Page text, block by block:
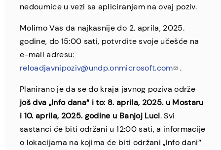
nedoumice u vezi sa apliciranjem na ovaj poziv.
Molimo Vas da najkasnije do 2. aprila, 2025.
godine, do 15:00 sati, potvrdite svoje učešće na
e-mail adresu:
reloadjavnipoziv@undp.onmicrosoft.com
.
Planirano je da se do kraja javnog poziva održe
još dva „Info dana“ i to: 8. aprila, 2025. u Mostaru
i 10. aprila, 2025. godine u Banjoj Luci. Svi
sastanci će biti održani u 12:00 sati, a informacije
o lokacijama na kojima će biti održani „Info dani“